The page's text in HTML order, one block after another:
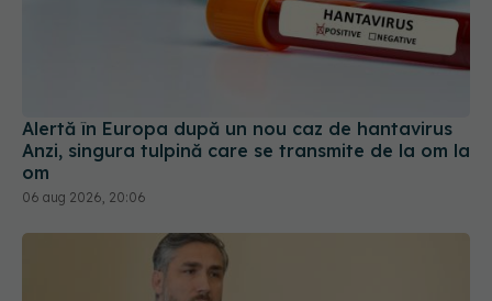
om
06 aug 2026, 20:06